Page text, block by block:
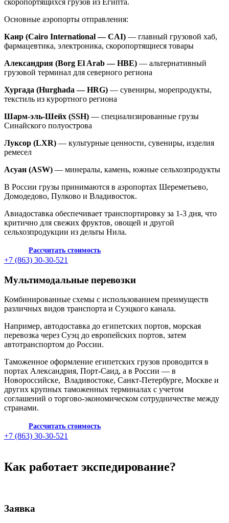
скоропортящихся грузов из Египта.
Основные аэропорты отправления:
Каир (Cairo International — CAI) — главный грузовой хаб,
фармацевтика, электроника, скоропортящиеся товары
Александрия (Borg El Arab — HBE) — альтернативный
грузовой терминал для северного региона
Хургада (Hurghada — HRG) — сувениры, морепродукты,
текстиль из курортного региона
Шарм-эль-Шейх (SSH) — специализированные грузы
Синайского полуострова
Луксор (LXR) — культурные ценности, сувениры, изделия
ремесел
Асуан (ASW) — минералы, камень, южные сельхозпродукты
В России грузы принимаются в аэропортах Шереметьево,
Домодедово, Пулково и Владивосток.
Авиадоставка обеспечивает транспортировку за 1-3 дня, что
критично для свежих фруктов, овощей и другой
сельхозпродукции из дельты Нила.
Рассчитать стоимость
+7 (863) 30-30-521
Мультимодальные перевозки
Комбинированные схемы с использованием преимуществ
различных видов транспорта и Суэцкого канала.
Например, автодоставка до египетских портов, морская
перевозка через Суэц до европейских портов, затем
автотранспортом до России.
Таможенное оформление египетских грузов проводится в
портах Александрия, Порт-Саид, а в России — в
Новороссийске, Владивостоке, Санкт-Петербурге, Москве и
других крупных таможенных терминалах с учетом
соглашений о торгово-экономическом сотрудничестве между
странами.
Рассчитать стоимость
+7 (863) 30-30-521
Как работает экспедирование?
Заявка